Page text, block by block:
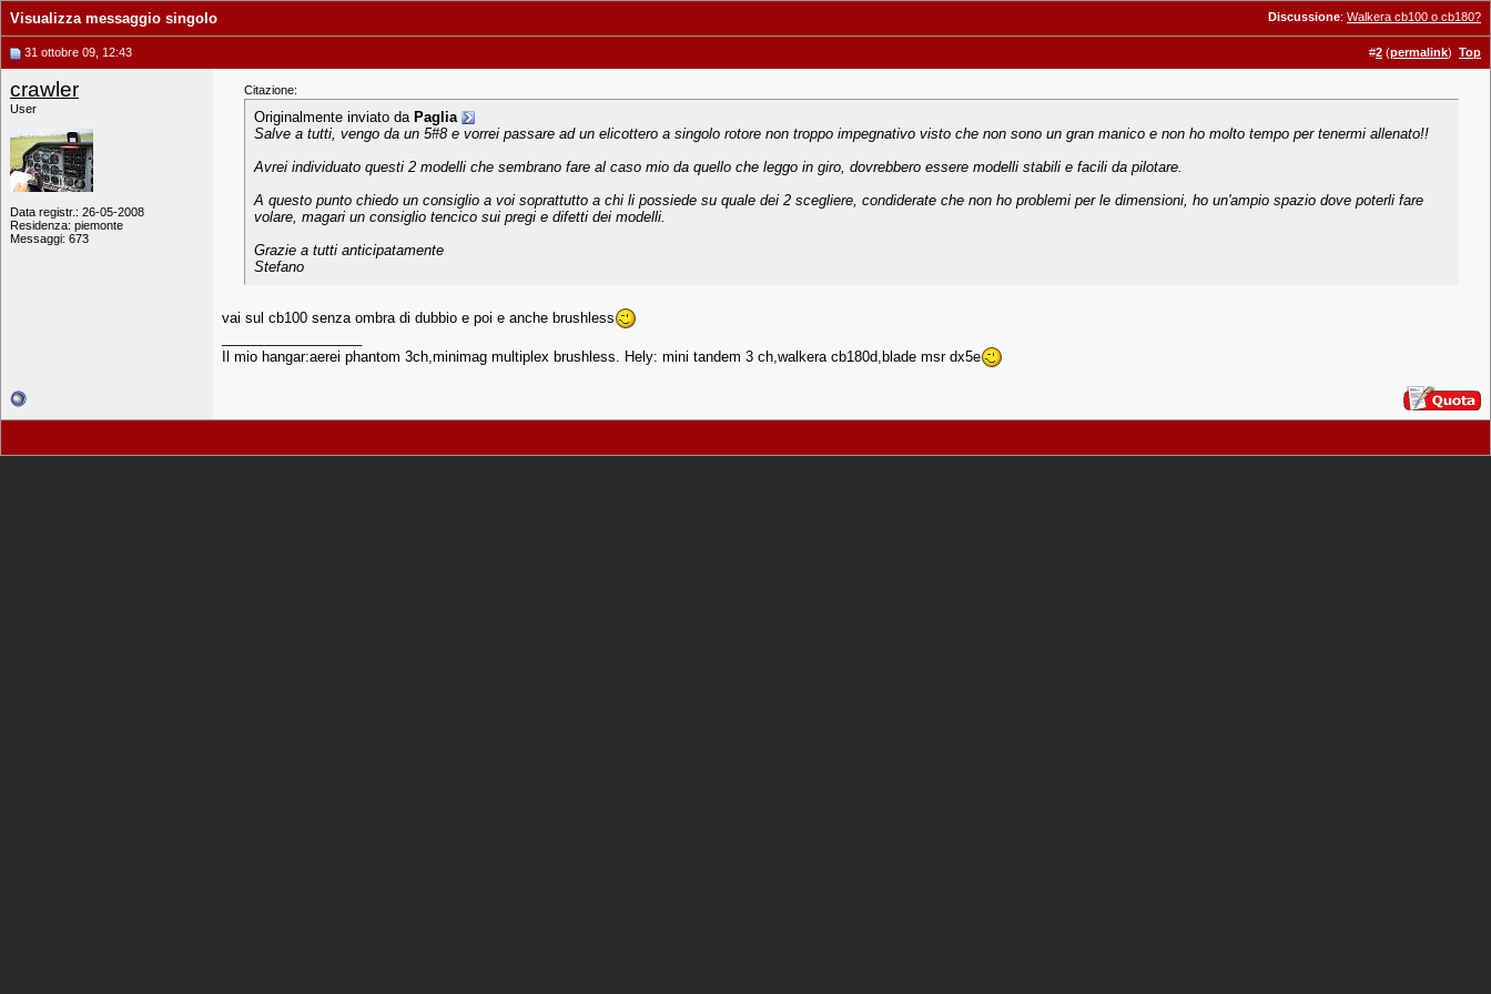
Discussione: Walkera cb100 o cb180?
Visualizza messaggio singolo
31 ottobre 09, 12:43 #2 (permalink) Top
crawler
User
Data registr.: 26-05-2008
Residenza: piemonte
Messaggi: 673
Citazione:
Originalmente inviato da Paglia
Salve a tutti, vengo da un 5#8 e vorrei passare ad un elicottero a singolo rotore non troppo impegnativo visto che non sono un gran manico e non ho molto tempo per tenermi allenato!!
Avrei individuato questi 2 modelli che sembrano fare al caso mio da quello che leggo in giro, dovrebbero essere modelli stabili e facili da pilotare.
A questo punto chiedo un consiglio a voi soprattutto a chi li possiede su quale dei 2 scegliere, condiderate che non ho problemi per le dimensioni, ho un'ampio spazio dove poterli fare
volare, magari un consiglio tencico sui pregi e difetti dei modelli.
Grazie a tutti anticipatamente
Stefano
vai sul cb100 senza ombra di dubbio e poi e anche brushless
Il mio hangar:aerei phantom 3ch,minimag multiplex brushless. Hely: mini tandem 3 ch,walkera cb180d,blade msr dx5e